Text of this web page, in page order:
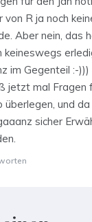
von R ja noch
Aber nein, das
keineswegs
im Gegenteil :-)))
jetzt mal Fragen
überlegen, und
sicher